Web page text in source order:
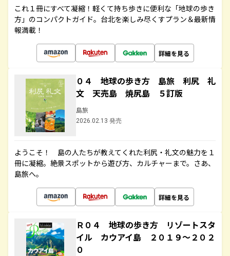
これ１冊にすべて凝縮！軽くて持ち歩きに便利な「地球の歩き
方」のコンパクトガイド。台北を楽しみ尽くすプラン＆最新情
報満載！
詳細を見る
０４ 地球の歩き方 島旅 利尻 礼
文 天売島 焼尻島 ５訂版
島旅
2026.02.13 発売
ようこそ！ 島の人たちが教えてくれた利尻・礼文の魅力を１
冊に凝縮。絶景スポットから遊び方、カルチャーまで。さあ、
島旅へ。
詳細を見る
Ｒ０４ 地球の歩き方 リゾートスタ
イル カウアイ島 ２０１９～２０２
０